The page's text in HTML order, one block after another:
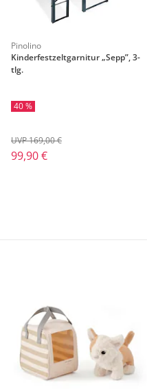
Pinolino
Kinderfestzeltgarnitur „Sepp”, 3-
tlg.
40 %
99,90 €
UVP 169,00 €